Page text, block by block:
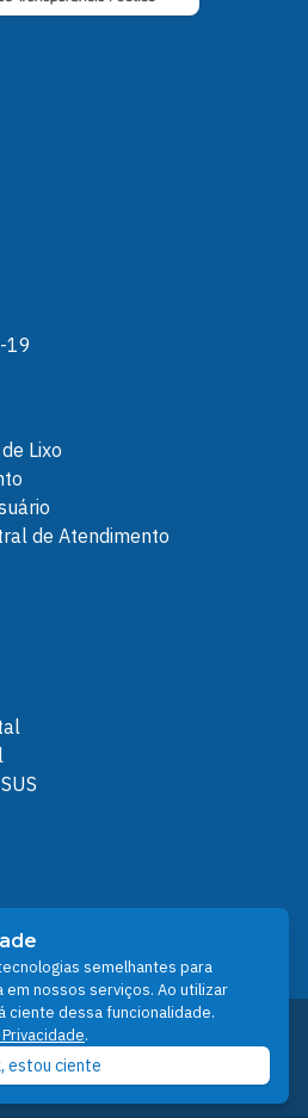
19
Lixo
de Atendimento
Técnico de Gestão de
- NTI
© 2026
semelhantes para
em nossos serviços. Ao utilizar
ciente dessa funcionalidade.
.
estou ciente